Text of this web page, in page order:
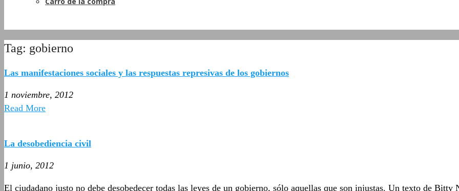
Tag: gobierno
Las manifestaciones sociales y las respuestas represivas de los gobiernos
1 noviembre, 2012
Read More
La desobediencia civil
1 junio, 2012
El ciudadano justo no debe desobedecer todas las leyes de un gobierno, sólo aquellas que son injustas. Un texto de Bitty